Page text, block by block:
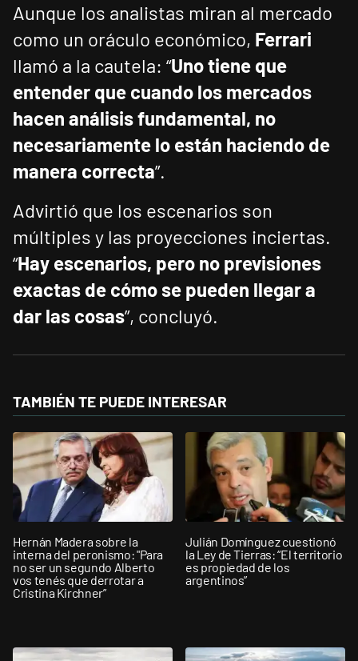
Aunque los analistas miran al mercado
como un oráculo económico, Ferrari
llamó a la cautela: “Uno tiene que
entender que cuando los mercados
hacen análisis fundamental, no
necesariamente lo están haciendo de
manera correcta”.
Advirtió que los escenarios son
múltiples y las proyecciones inciertas.
“Hay escenarios, pero no previsiones
exactas de cómo se pueden llegar a
dar las cosas”, concluyó.
TAMBIÉN TE PUEDE INTERESAR
Hernán Madera sobre la
interna del peronismo: "Para
no ser un segundo Alberto
vos tenés que derrotar a
Cristina Kirchner”
Julián Domínguez cuestionó
la Ley de Tierras: “El territorio
es propiedad de los
argentinos”